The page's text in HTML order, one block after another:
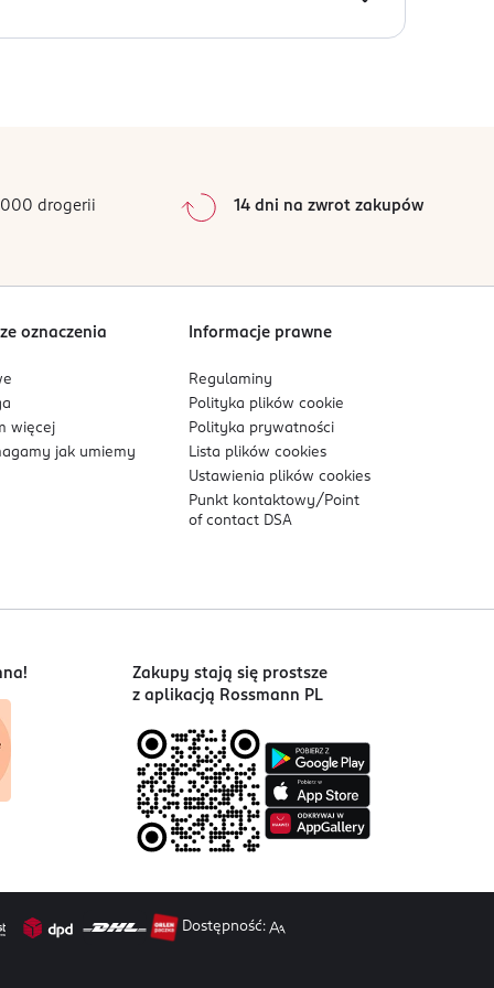
0%
Sortowanie wgdata: od najnowszej
drogerii 14 dni na zwrot zakupów
oznaczenia
więcej
jak umiemy
Informacje prawne
Regulaminy
Polityka plikówcookie
Polityka prywatności
Lista plikówcookies
Ustawienia plikówcookies
Punkt kontaktowy/ Point
of contact DSA
Zakupy stają się prostsze
z aplikacją Rossmann PL
Dostępność: